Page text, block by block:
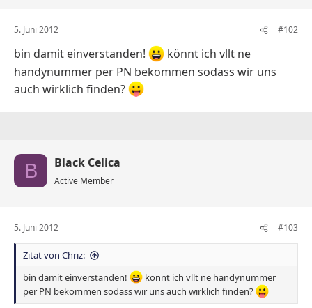
5. Juni 2012 #102
bin damit einverstanden!
könnt ich vllt ne
handynummer per PN bekommen sodass wir uns
auch wirklich finden?
B Black Celica
Active Member
5. Juni 2012 #103
Zitat von Chriz:
bin damit einverstanden!
könnt ich vllt ne handynummer
per PN bekommen sodass wir uns auch wirklich finden?